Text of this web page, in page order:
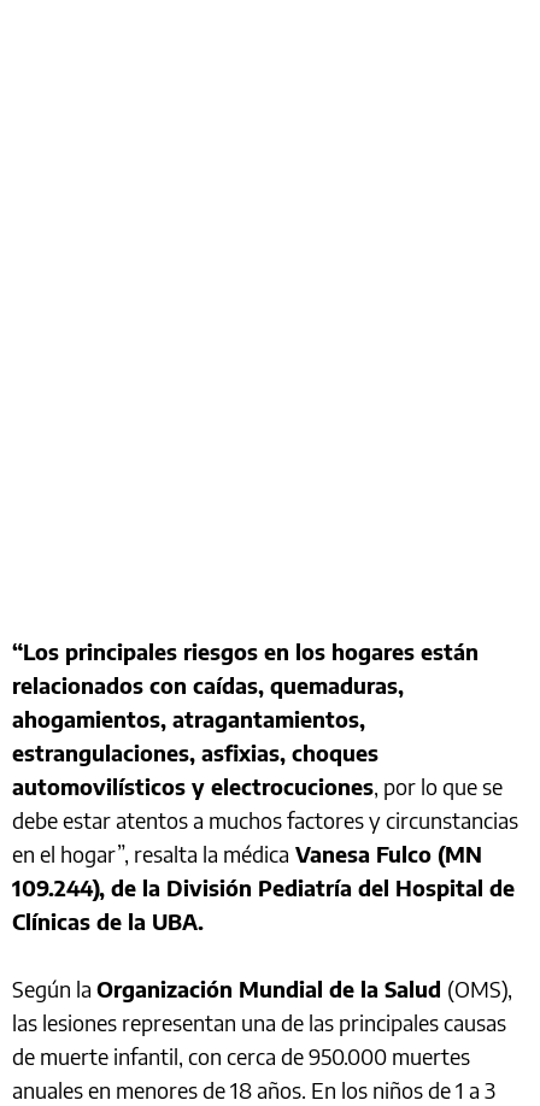
“Los principales riesgos en los hogares están
relacionados con caídas, quemaduras,
ahogamientos, atragantamientos,
estrangulaciones, asfixias, choques
automovilísticos y electrocuciones, por lo que se
debe estar atentos a muchos factores y circunstancias
en el hogar”, resalta la médica Vanesa Fulco (MN
109.244), de la División Pediatría del Hospital de
Clínicas de la UBA.
Según la Organización Mundial de la Salud (OMS),
las lesiones representan una de las principales causas
de muerte infantil, con cerca de 950.000 muertes
anuales en menores de 18 años. En los niños de 1 a 3